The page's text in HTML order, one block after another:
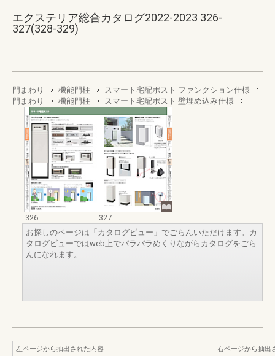
エクステリア総合カタログ2022-2023 326-
327(328-329)
門まわり 機能門柱
スマート宅配ポスト ファンクション仕様
門まわり
機能門柱 スマート宅配ポスト 壁埋め込み仕様
326
327
お探しのページは「カタログビュー」でごらんいただけます。カ
タログビューではweb上でパラパラめくりながらカタログをごら
んになれます。
左ページから抽出された内容
右ページから抽出